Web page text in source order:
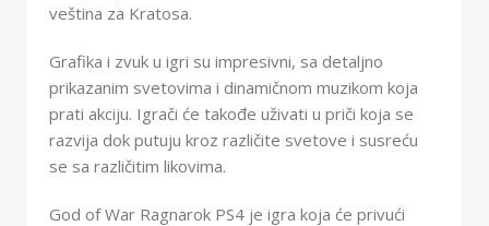
veština za Kratosa.
Grafika i zvuk u igri su impresivni, sa detaljno
prikazanim svetovima i dinamičnom muzikom koja
prati akciju. Igrači će takođe uživati u priči koja se
razvija dok putuju kroz različite svetove i susreću
se sa različitim likovima.
God of War Ragnarok PS4 je igra koja će privući